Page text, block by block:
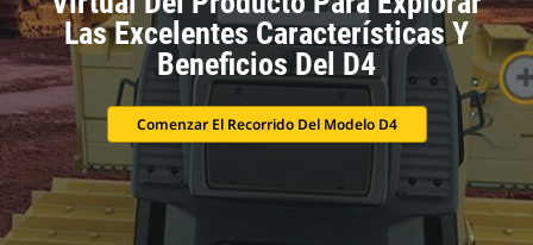
Las Excelentes Características Y
Beneficios Del D4
Comenzar El Recorrido Del Modelo D4